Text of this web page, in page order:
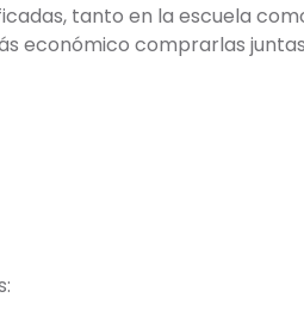
tanto en la escuela
económico comprarlas